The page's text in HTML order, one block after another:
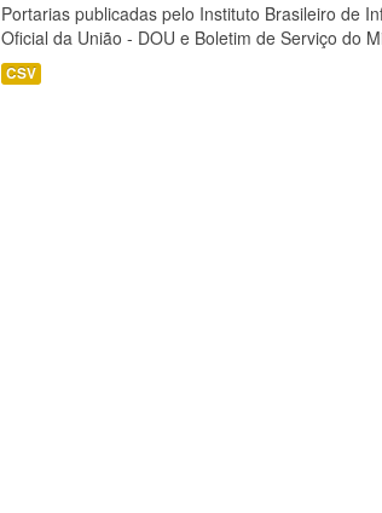
Portarias publicadas pelo Instituto Brasileiro de
Oficial da União - DOU e Boletim de Serviço do
CSV